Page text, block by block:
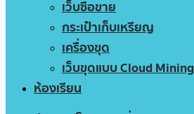
เว็บซื้อขาย
กระเป๋าเก็บเหรียญ
เครื่องขุด
เว็บขุดแบบ Cloud Mining
ห้องเรียน